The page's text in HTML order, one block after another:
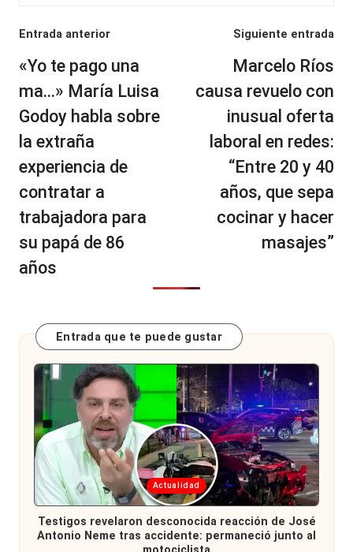
Navegación
de
entradas
Entrada anterior
«Yo te pago una
ma…» María Luisa
Godoy habla sobre
la extraña
experiencia de
contratar a
trabajadora para
su papá de 86
años
Siguiente entrada
Marcelo Ríos
causa revuelo con
inusual oferta
laboral en redes:
“Entre 20 y 40
años, que sepa
cocinar y hacer
masajes”
Entrada que te puede gustar
Publicada
en
Actualidad
Testigos revelaron desconocida reacción de José
Antonio Neme tras accidente: permaneció junto al